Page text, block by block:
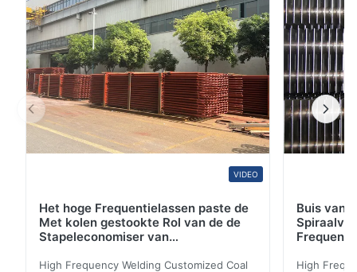
elektrisch-fusie...
VIDEO
Het hoge Frequentielassen paste de
Met kolen gestookte Rol van de de
Stapeleconomiser van
High Frequency Welding Customized Coal
Buis van
High